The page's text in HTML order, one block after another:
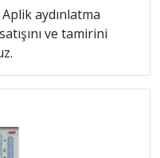
aydınlatma
ve tamirini